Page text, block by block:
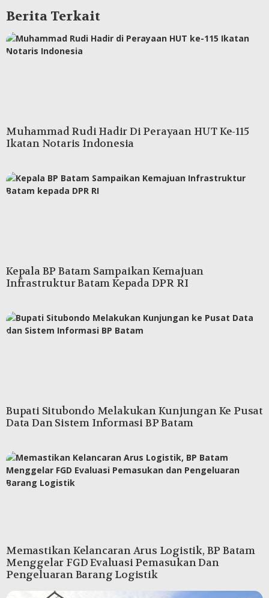
Berita Terkait
Muhammad Rudi Hadir Di Perayaan HUT Ke-115
Ikatan Notaris Indonesia
Kepala BP Batam Sampaikan Kemajuan
Infrastruktur Batam Kepada DPR RI
Bupati Situbondo Melakukan Kunjungan Ke Pusat
Data Dan Sistem Informasi BP Batam
Memastikan Kelancaran Arus Logistik, BP Batam
Menggelar FGD Evaluasi Pemasukan Dan
Pengeluaran Barang Logistik